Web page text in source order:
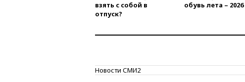
взять с собой в
отпуск?
обувь лета – 2026
Новости СМИ2